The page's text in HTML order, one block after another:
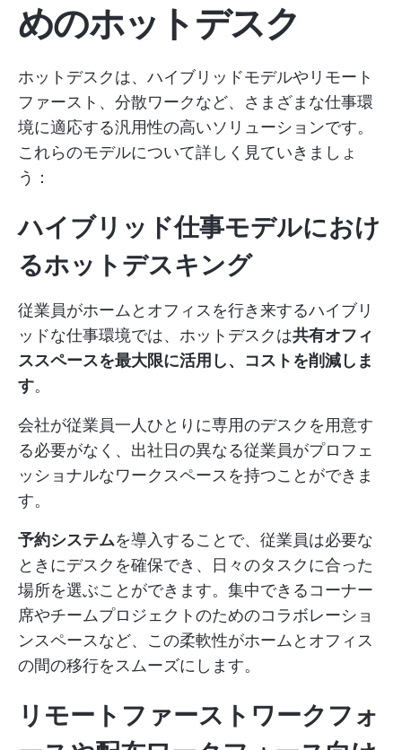
めのホットデスク
ホットデスクは、ハイブリッドモデルやリモート
ファースト、分散ワークなど、さまざまな仕事環
境に適応する汎用性の高いソリューションです。
これらのモデルについて詳しく見ていきましょ
う：
ハイブリッド仕事モデルにおけ
るホットデスキング
従業員がホームとオフィスを行き来するハイブリ
ッドな仕事環境では、ホットデスクは共有オフィ
ススペースを最大限に活用し、コストを削減しま
す。
会社が従業員一人ひとりに専用のデスクを用意す
る必要がなく、出社日の異なる従業員がプロフェ
ッショナルなワークスペースを持つことができま
す。
予約システムを導入することで、従業員は必要な
ときにデスクを確保でき、日々のタスクに合った
場所を選ぶことができます。集中できるコーナー
席やチームプロジェクトのためのコラボレーショ
ンスペースなど、この柔軟性がホームとオフィス
の間の移行をスムーズにします。
リモートファーストワークフォ